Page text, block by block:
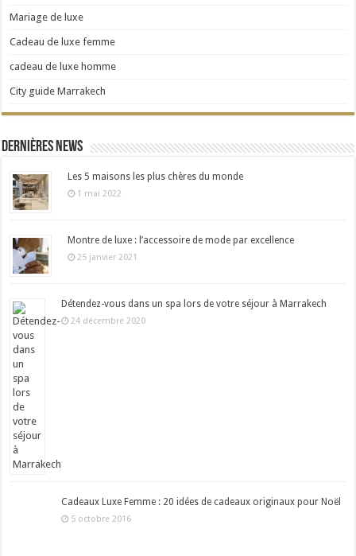
Mariage de luxe
Cadeau de luxe femme
cadeau de luxe homme
City guide Marrakech
Dernières news
Les 5 maisons les plus chères du monde
1 mai 2022
Montre de luxe : l’accessoire de mode par excellence
25 janvier 2021
Détendez-vous dans un spa lors de votre séjour à Marrakech
24 décembre 2020
Cadeaux Luxe Femme : 20 idées de cadeaux originaux pour Noël
5 octobre 2016